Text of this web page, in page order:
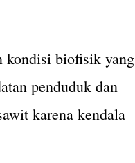
kondisi biofisik yang
penduduk dan
karena kendala